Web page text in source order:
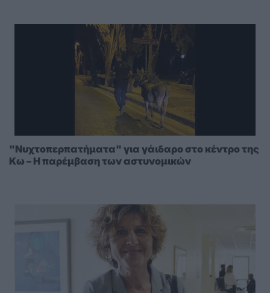
"Νυχτοπερπατήματα" για γάιδαρο στο κέντρο της
Κω – Η παρέμβαση των αστυνομικών